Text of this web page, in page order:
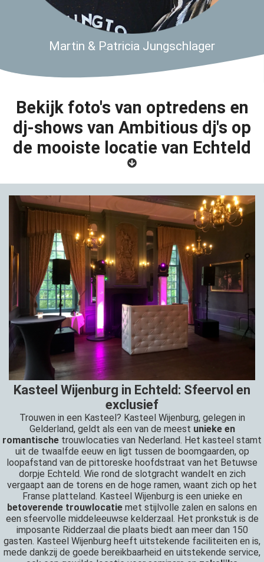
Martin & Patricia Jungschlager
Bekijk foto's van optredens en
dj-shows van Ambitious dj's op
de mooiste locatie van Echteld
Kasteel Wijenburg in Echteld: Sfeervol en
exclusief
Trouwen in een Kasteel? Kasteel Wijenburg, gelegen in
Gelderland, geldt als een van de meest unieke en
romantische trouwlocaties van Nederland. Het kasteel stamt
uit de twaalfde eeuw en ligt tussen de boomgaarden, op
loopafstand van de pittoreske hoofdstraat van het Betuwse
dorpje Echteld. Wie rond de slotgracht wandelt en zich
vergaapt aan de torens en de hoge ramen, waant zich op het
Franse platteland. Kasteel Wijenburg is een unieke en
betoverende trouwlocatie met stijlvolle zalen en salons en
een sfeervolle middeleeuwse kelderzaal. Het pronkstuk is de
imposante Ridderzaal die plaats biedt aan meer dan 150
gasten. Kasteel Wijenburg heeft uitstekende faciliteiten en is,
mede dankzij de goede bereikbaarheid en uitstekende service,